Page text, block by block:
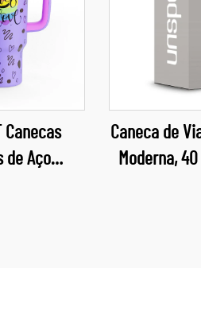
Canecas
de Aço
Caneca de
Moderna,